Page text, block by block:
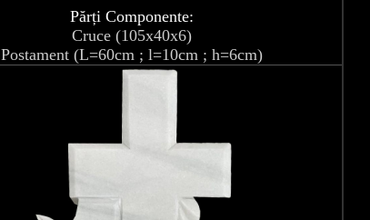
Părți Componente:
Cruce (105x40x6)
Postament (L=60cm ; l=10cm ; h=6cm)